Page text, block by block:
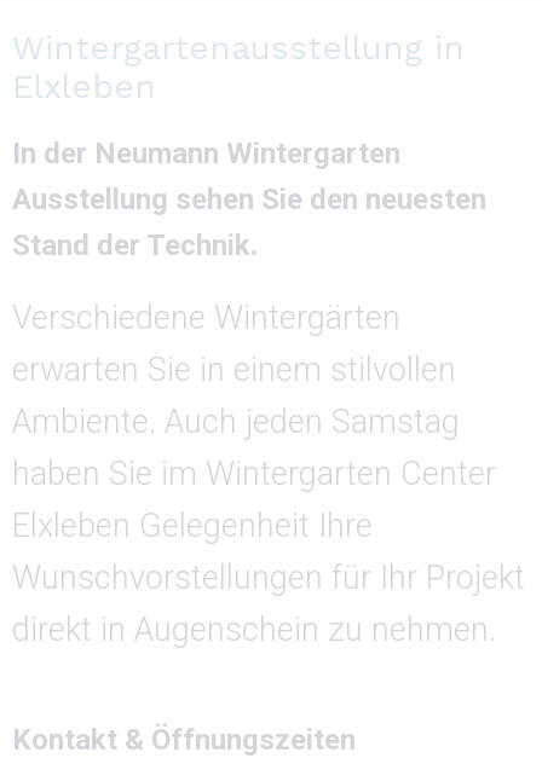
Wintergartenausstellung in
Elxleben
In der Neumann Wintergarten
Ausstellung sehen Sie den neuesten
Stand der Technik.
Verschiedene Wintergärten
erwarten Sie in einem stilvollen
Ambiente. Auch jeden Samstag
haben Sie im Wintergarten Center
Elxleben Gelegenheit Ihre
Wunschvorstellungen für Ihr Projekt
direkt in Augenschein zu nehmen.
Kontakt & Öffnungszeiten